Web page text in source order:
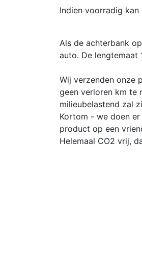
Indien voorradig
Als de achterbank
auto. De lengtemaat
Wij verzenden onze
geen verloren km te
milieubelastend zal
Kortom - we doen
product op een
Helemaal CO2 vrij,